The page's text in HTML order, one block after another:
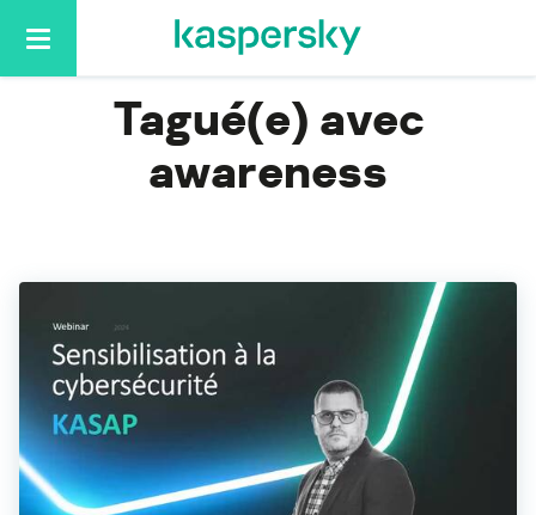
Basculer
Home
Tagué(e) avec
awareness